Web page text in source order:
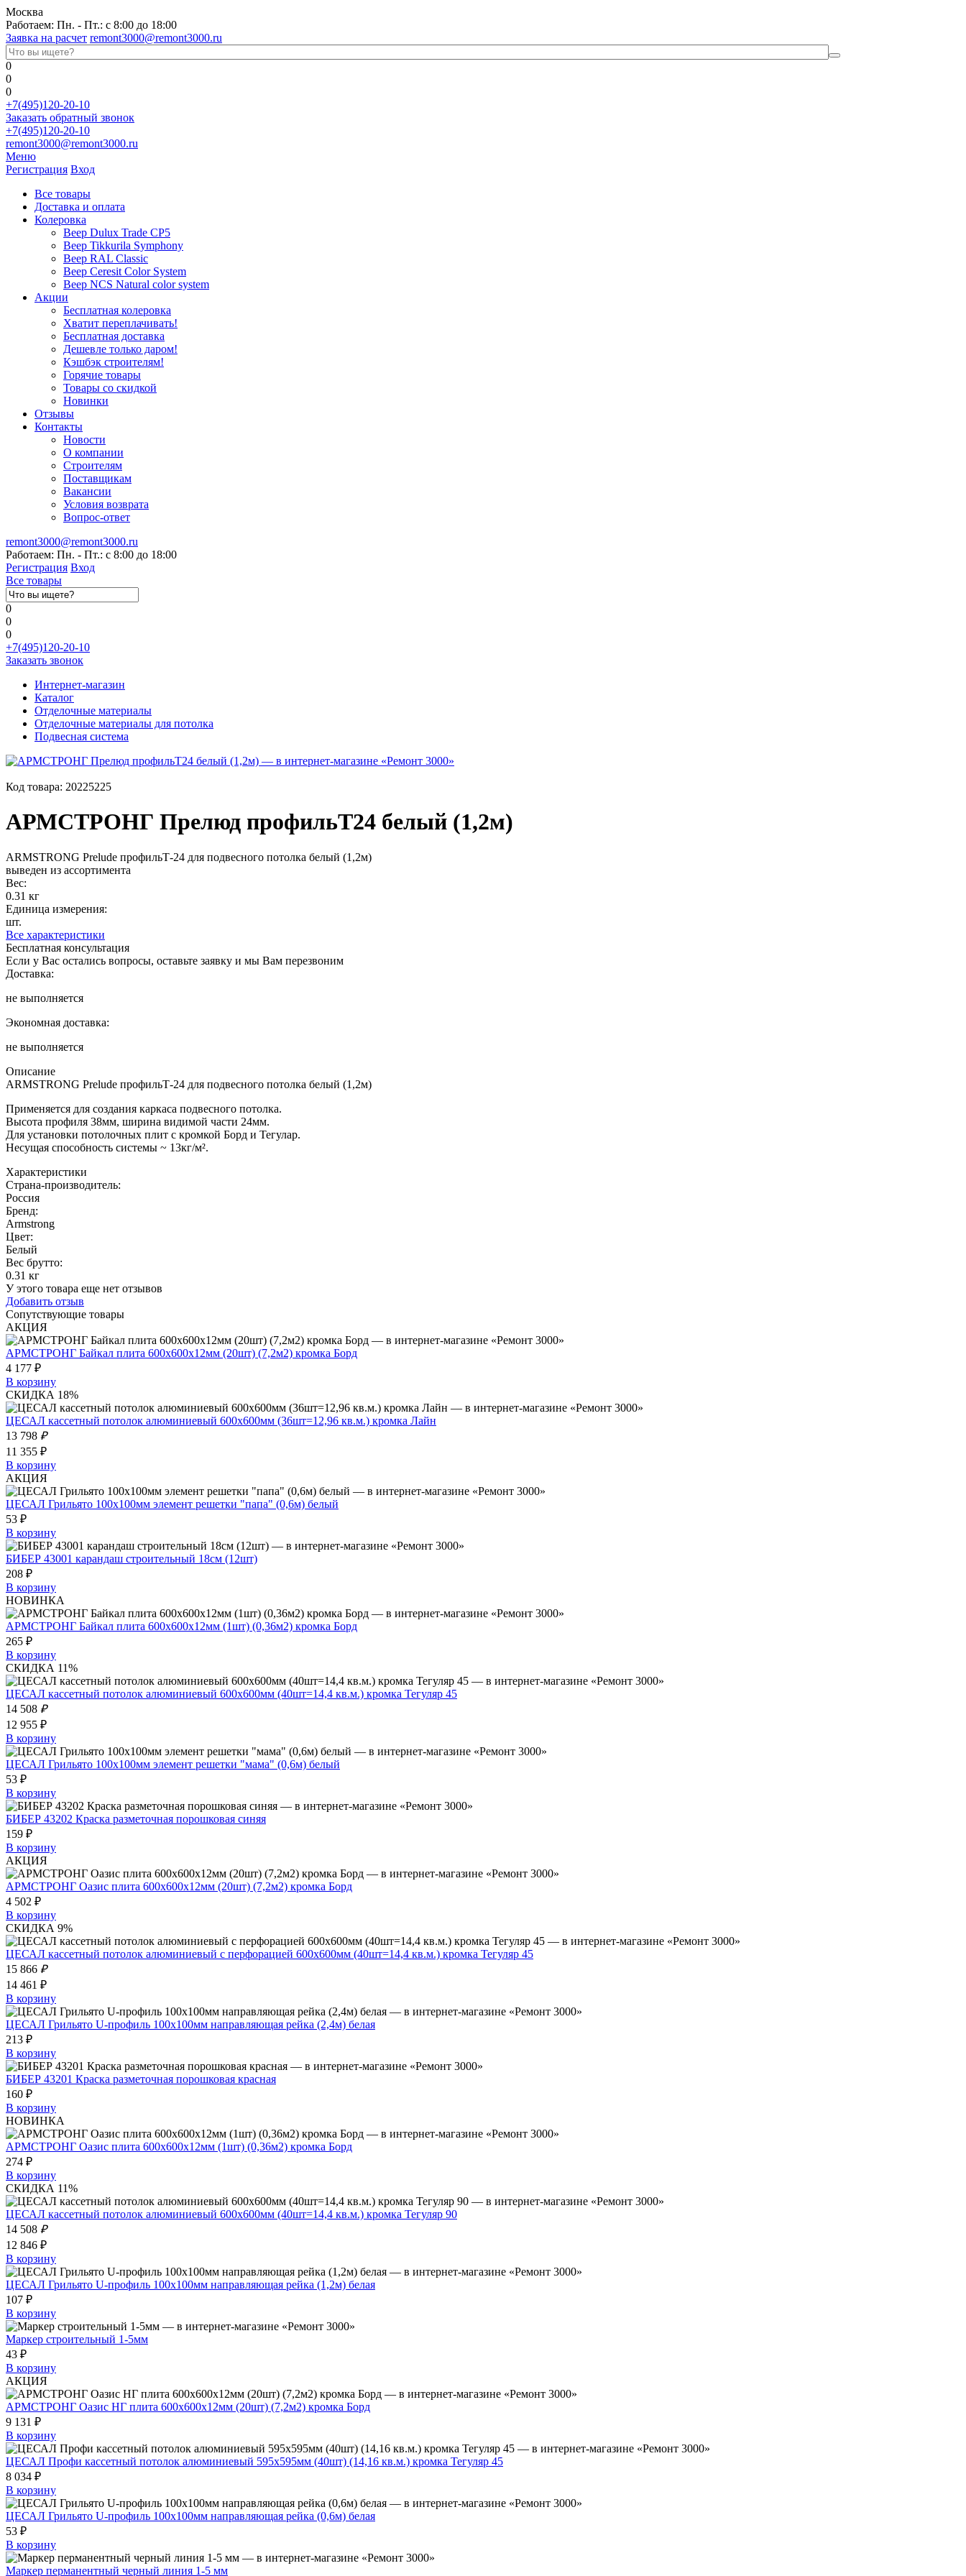
Москва
Работаем: Пн. - Пт.: с 8:00 до 18:00
Заявка на расчет remont3000@remont3000.ru
0
0
0
+7(495)120-20-10
Заказать обратный звонок
+7(495)120-20-10
remont3000@remont3000.ru
Меню
Регистрация Вход
Все товары
Доставка и оплата
Колеровка
Веер Dulux Trade CP5
Веер Tikkurila Symphony
Веер RAL Classic
Веер Ceresit Color System
Веер NCS Natural color system
Акции
Бесплатная колеровка
Хватит переплачивать!
Бесплатная доставка
Дешевле только даром!
Кэшбэк строителям!
Горячие товары
Товары со скидкой
Новинки
Отзывы
Контакты
Новости
О компании
Строителям
Поставщикам
Вакансии
Условия возврата
Вопрос-ответ
remont3000@remont3000.ru
Работаем: Пн. - Пт.: с 8:00 до 18:00
Регистрация Вход
Все товары
0
0
0
+7(495)120-20-10
Заказать звонок
Интернет-магазин
Каталог
Отделочные материалы
Отделочные материалы для потолка
Подвесная система
Код товара: 20225225
АРМСТРОНГ Прелюд профильТ24 белый (1,2м)
ARMSTRONG Prelude профильТ-24 для подвесного потолка белый (1,2м)
выведен из ассортимента
Вес:
0.31 кг
Единица измерения:
шт.
Все характеристики
Бесплатная консультация
Если у Вас остались вопросы, оставьте заявку и мы Вам перезвоним
Доставка:
не выполняется
Экономная доставка:
не выполняется
Описание
ARMSTRONG Prelude профильТ-24 для подвесного потолка белый (1,2м)
Применяется для создания каркаса подвесного потолка.
Высота профиля 38мм, ширина видимой части 24мм.
Для установки потолочных плит с кромкой Борд и Тегулар.
Несущая способность системы ~ 13кг/м².
Характеристики
Страна-производитель:
Россия
Бренд:
Armstrong
Цвет:
Белый
Вес брутто:
0.31 кг
У этого товара еще нет отзывов
Добавить отзыв
Сопутствующие товары
АКЦИЯ
АРМСТРОНГ Байкал плита 600х600х12мм (20шт) (7,2м2) кромка Борд
4 177 ₽
В корзину
СКИДКА 18%
ЦЕСАЛ кассетный потолок алюминиевый 600х600мм (36шт=12,96 кв.м.) кромка Лайн
13 798 ₽
11 355 ₽
В корзину
АКЦИЯ
ЦЕСАЛ Грильято 100х100мм элемент решетки "папа" (0,6м) белый
53 ₽
В корзину
БИБЕР 43001 карандаш строительный 18см (12шт)
208 ₽
В корзину
НОВИНКА
АРМСТРОНГ Байкал плита 600х600х12мм (1шт) (0,36м2) кромка Борд
265 ₽
В корзину
СКИДКА 11%
ЦЕСАЛ кассетный потолок алюминиевый 600х600мм (40шт=14,4 кв.м.) кромка Тегуляр 45
14 508 ₽
12 955 ₽
В корзину
ЦЕСАЛ Грильято 100х100мм элемент решетки "мама" (0,6м) белый
53 ₽
В корзину
БИБЕР 43202 Краска разметочная порошковая синяя
159 ₽
В корзину
АКЦИЯ
АРМСТРОНГ Оазис плита 600х600х12мм (20шт) (7,2м2) кромка Борд
4 502 ₽
В корзину
СКИДКА 9%
ЦЕСАЛ кассетный потолок алюминиевый с перфорацией 600х600мм (40шт=14,4 кв.м.) кромка Тегуляр 45
15 866 ₽
14 461 ₽
В корзину
ЦЕСАЛ Грильято U-профиль 100х100мм направляющая рейка (2,4м) белая
213 ₽
В корзину
БИБЕР 43201 Краска разметочная порошковая красная
160 ₽
В корзину
НОВИНКА
АРМСТРОНГ Оазис плита 600х600х12мм (1шт) (0,36м2) кромка Борд
274 ₽
В корзину
СКИДКА 11%
ЦЕСАЛ кассетный потолок алюминиевый 600х600мм (40шт=14,4 кв.м.) кромка Тегуляр 90
14 508 ₽
12 846 ₽
В корзину
ЦЕСАЛ Грильято U-профиль 100х100мм направляющая рейка (1,2м) белая
107 ₽
В корзину
Маркер строительный 1-5мм
43 ₽
В корзину
АКЦИЯ
АРМСТРОНГ Оазис НГ плита 600х600х12мм (20шт) (7,2м2) кромка Борд
9 131 ₽
В корзину
ЦЕСАЛ Профи кассетный потолок алюминиевый 595х595мм (40шт) (14,16 кв.м.) кромка Тегуляр 45
8 034 ₽
В корзину
ЦЕСАЛ Грильято U-профиль 100х100мм направляющая рейка (0,6м) белая
53 ₽
В корзину
Маркер перманентный черный линия 1-5 мм